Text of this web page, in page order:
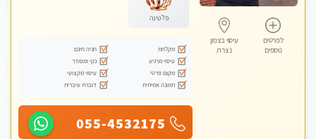
לפרטים
נוספים
עיסוי בצפון
נצרת
פלטינה
מקלחת
חניה חינם
עיסוי מרגיע
נקי ומסודר
מקום פרטי
עיסוי מקצועי
תמונה אמיתית
דוברת עיברית
055-4532175